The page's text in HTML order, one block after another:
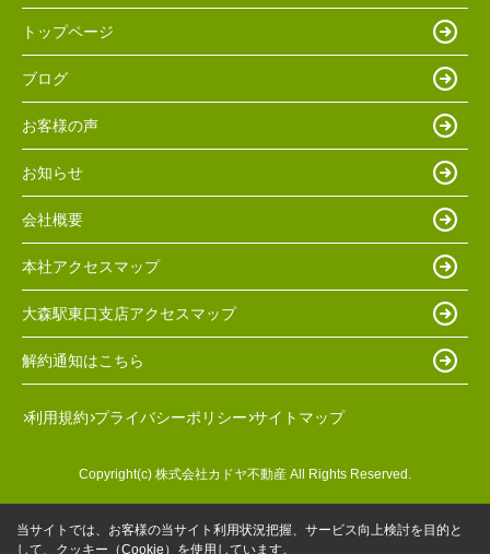
トップページ
ブログ
お客様の声
お知らせ
会社概要
本社アクセスマップ
大森駅東口支店アクセスマップ
解約通知はこちら
利用規約 プライバシーポリシー サイトマップ
Copyright(c) 株式会社カドヤ不動産 All Rights Reserved.
当サイトでは、お客様の当サイト利用状況把握、サービス向上検討を目的と
して、クッキー（Cookie）を使用しています。